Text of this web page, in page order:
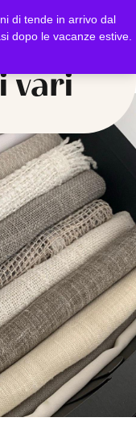
di tende in arrivo dal
dopo le vacanze estive.
vari